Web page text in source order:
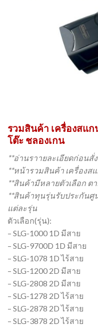
รวมสินค้า เครื่องสแก
โต๊ะ ชลองเกน
**อ่านราายละเอียดก่อนสั่
**หน้ารวมสินค้า เครื่องส
**สินค้ามีหลายตัวเลือก ต
**สินค้าทุนรุ่นรับประกันศู
แต่ละรุ่น
ตัวเลือก(รุ่น):
– SLG-1000 1D มีสาย
– SLG-9700D 1D มีสาย
– SLG-1078 1D ไร้สาย
– SLG-1200 2D มีสาย
– SLG-2808 2D มีสาย
– SLG-1278 2D ไร้สาย
– SLG-2878 2D ไร้สาย
– SLG-3878 2D ไร้สาย